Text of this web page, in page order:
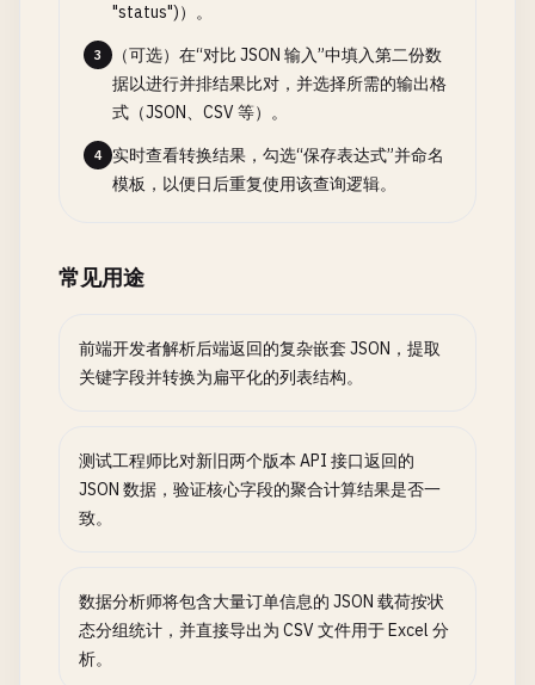
"status")）。
3
（可选）在“对比 JSON 输入”中填入第二份数
据以进行并排结果比对，并选择所需的输出格
式（JSON、CSV 等）。
4
实时查看转换结果，勾选“保存表达式”并命名
模板，以便日后重复使用该查询逻辑。
常见用途
前端开发者解析后端返回的复杂嵌套 JSON，提取
关键字段并转换为扁平化的列表结构。
测试工程师比对新旧两个版本 API 接口返回的
JSON 数据，验证核心字段的聚合计算结果是否一
致。
数据分析师将包含大量订单信息的 JSON 载荷按状
态分组统计，并直接导出为 CSV 文件用于 Excel 分
析。